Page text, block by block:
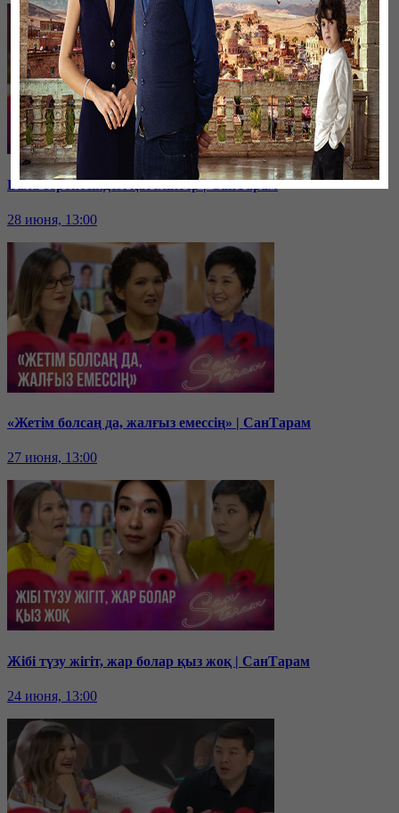
Бала тәрбиесіндегі қателіктер | СанТарам
28 июня, 13:00
«Жетім болсаң да, жалғыз емессің» | СанТарам
27 июня, 13:00
Жібі түзу жігіт, жар болар қыз жоқ | СанТарам
24 июня, 13:00